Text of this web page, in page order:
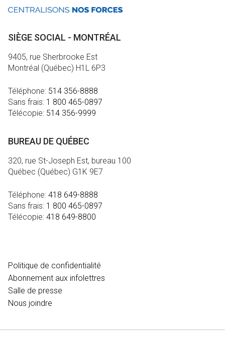
SIÈGE SOCIAL - MONTRÉAL
9405, rue Sherbrooke Est
Montréal (Québec) H1L 6P3
Téléphone: 514 356-8888
Sans frais: 1 800 465-0897
Télécopie: 514 356-9999
BUREAU DE QUÉBEC
320, rue St-Joseph Est, bureau 100
Québec (Québec) G1K 9E7
Téléphone: 418 649-8888
Sans frais: 1 800 465-0897
Télécopie: 418 649-8800
Politique de confidentialité
Abonnement aux infolettres
Salle de presse
Nous joindre